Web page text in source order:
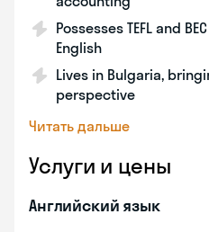
Possesses TEFL and
English
Lives in Bulgaria,
perspective
Читать дальше
Услуги и цены
Английский язык